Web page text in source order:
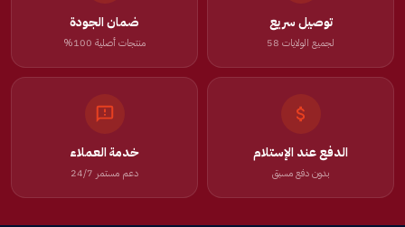
توصيل سريع
لجميع الولايات 58
ضمان الجودة
منتجات أصلية 100%
الدفع عند الإستلام
بدون دفع مسبق
خدمة العملاء
دعم مستمر 24/7